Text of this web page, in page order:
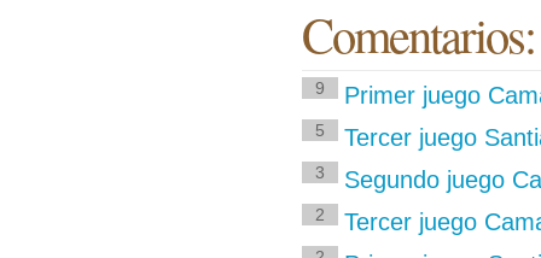
9 Primer juego
5 Tercer juego
3 Segundo juego
2 Tercer juego